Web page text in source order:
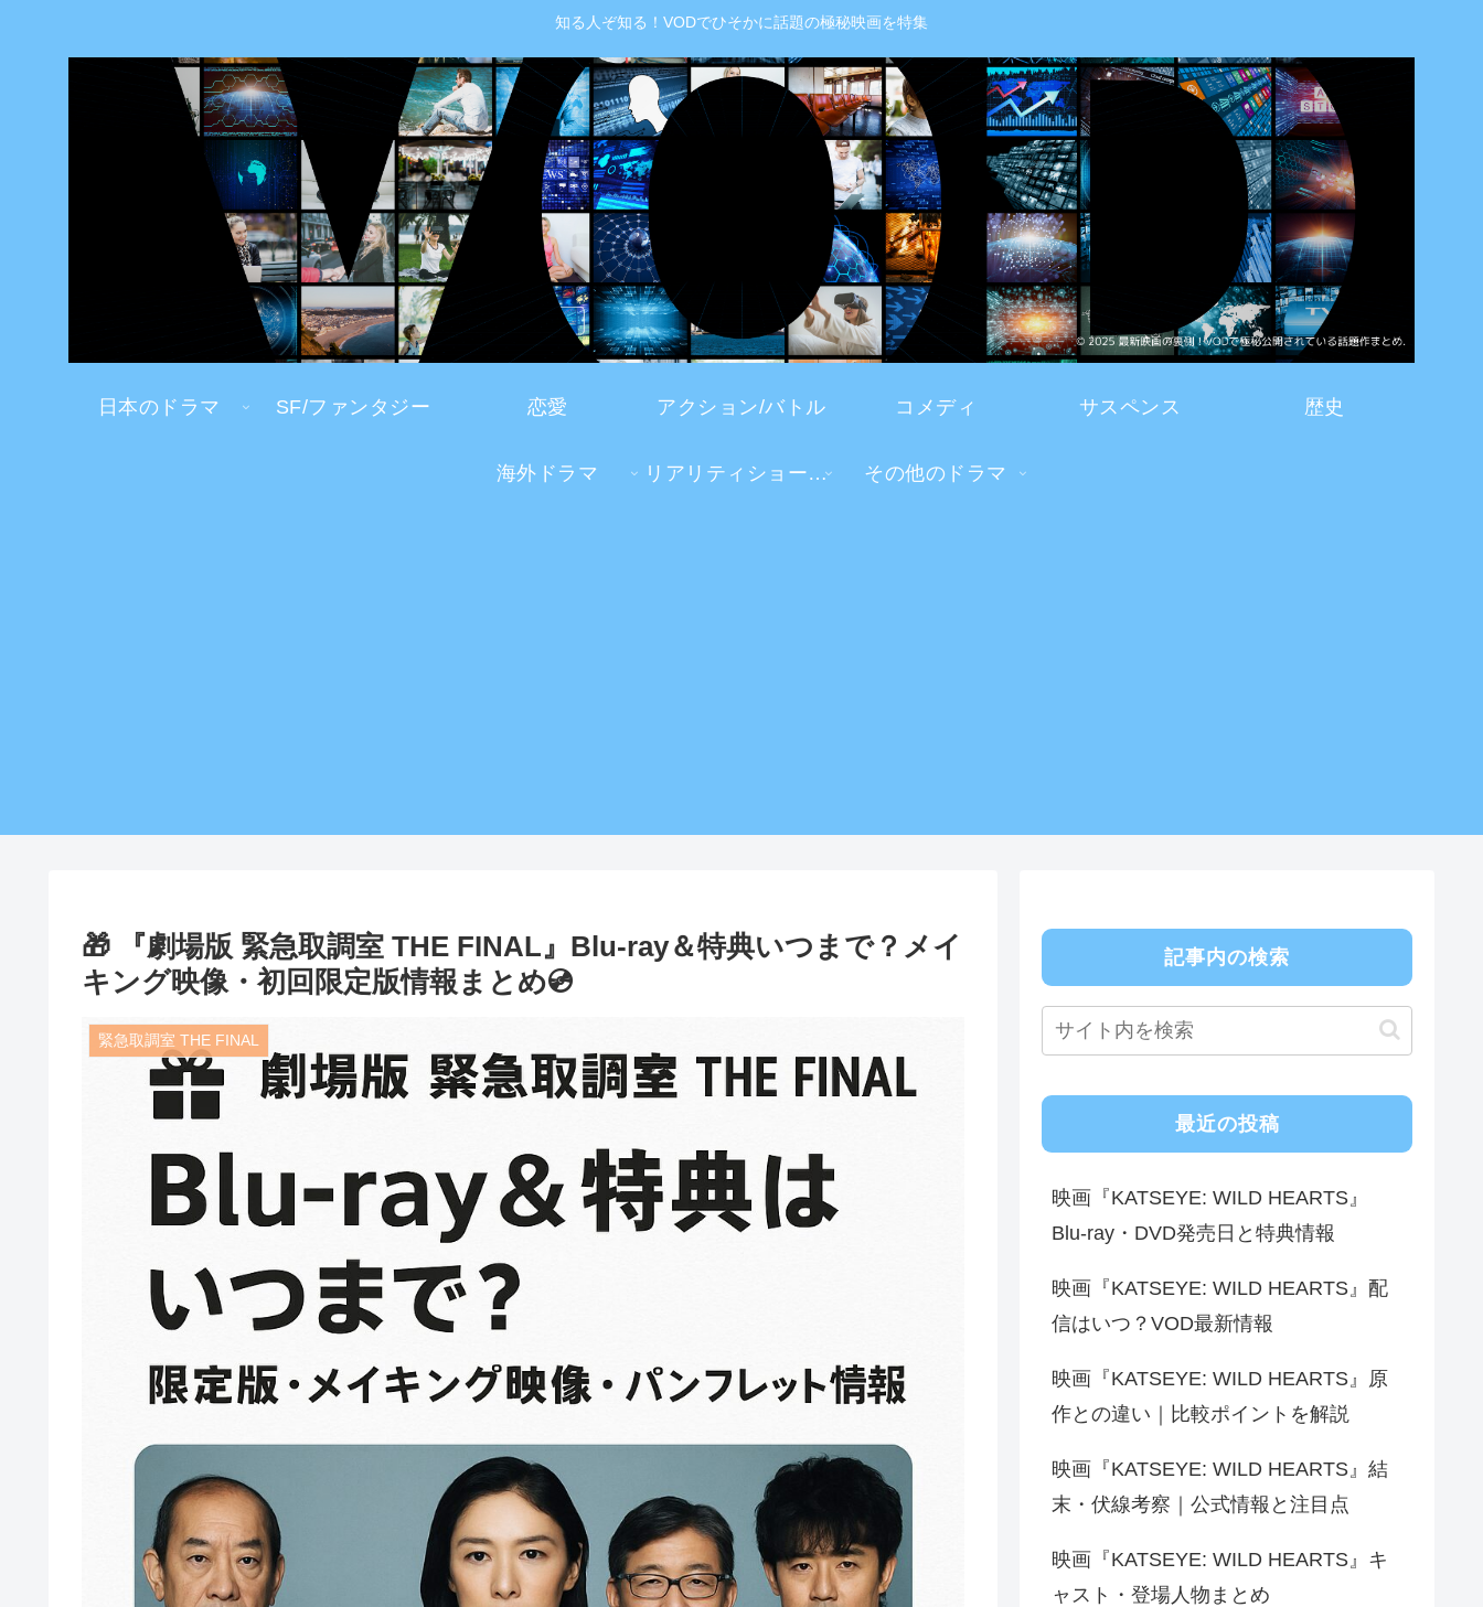
知る人ぞ知る！VODでひそかに話題の極秘映画を特集
日本のドラマ SF/ファンタジー 恋愛 アクション/バトル コメディ サスペンス 歴史
海外ドラマ リアリティショー・TV番組 その他のドラマ
🎁 『劇場版 緊急取調室 THE FINAL』Blu-ray＆特典いつまで？メイ
キング映像・初回限定版情報まとめ💿
緊急取調室 THE FINAL
記事内の検索
最近の投稿
映画『KATSEYE: WILD HEARTS』
Blu-ray・DVD発売日と特典情報
映画『KATSEYE: WILD HEARTS』配
信はいつ？VOD最新情報
映画『KATSEYE: WILD HEARTS』原
作との違い｜比較ポイントを解説
映画『KATSEYE: WILD HEARTS』結
末・伏線考察｜公式情報と注目点
映画『KATSEYE: WILD HEARTS』キ
ャスト・登場人物まとめ